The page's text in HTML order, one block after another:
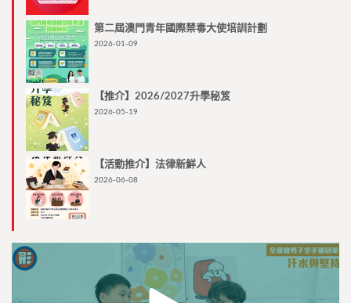
第二屆澳門青年國際禁毒大使培訓計劃
2026-01-09
【推介】2026/2027升學秘笈
2026-05-19
【活動推介】法律新鮮人
2026-06-08